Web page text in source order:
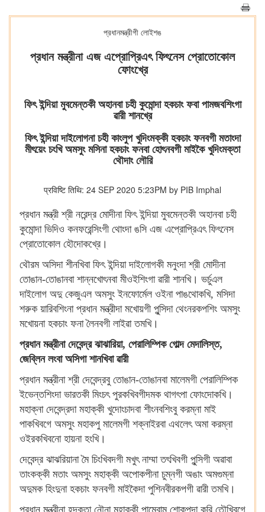
প্রধানমন্ত্রীগী লোইশঙ
প্রধান মন্ত্রীনা এজ এপ্রোপ্রিএৎ ফিৎনেস প্রোতোকোল
ফোংখ্রে
ফিৎ ইন্দিয়া মুবমেন্তকী অহানবা চহী কুমোন্দা হকচাং ফবা পামজবশিংগা
ৱারী শানখ্রে
ফিৎ ইন্দিয়া দাইলোগনা চহী কাংলুপ খুদিংমক্কী হকচাং ফনবগী মতাংদা
মীৎয়েং চংখি অমসুং মসিনা হকচাং ফনবা হোৎনবগী মাইকৈ খুদিংমক্তা
থৌদাং লৌরি
प्रविष्टि तिथि: 24 SEP 2020 5:23PM by PIB Imphal
প্রধান মন্ত্রী শ্রী নরেন্দ্র মোদীনা ফিৎ ইন্দিয়া মুবমেন্তকী অহানবা চহী
কুমোন্দা ভিদিও কনফরেন্সিংগী থোংদা ঙসি এজ এপ্রোপ্রিএৎ ফিৎনেস
প্রোতোকোল হৌদোকখ্রে।
থৌরম অসিদা শীনখিবা ফিৎ ইন্দিয়া দাইলোগকী মনুংদা শ্রী মোদীনা
তোঙান-তোঙানবা শান্নখোৎনবা মীওইশিংগা ৱারী শানখি। ভর্চুএল
দাইলোগ অদু কেজুএল অমসুং ইনফোর্মেল ওইনা পাঙথোকখি, মসিদা
শরুক য়ারিবশিংনা প্রধান মন্ত্রীদা মখোয়গী পুন্সিদা থেংনরকপশিং অমসুং
মখোয়না হকচাং ফনা লৈনবগী লাইৱা তমখি।
প্রধান মন্ত্রীনা দেবেন্দ্র ঝাঝারিয়া, পেরালিম্পিক গোল্দ মেদালিস্ত,
জেব্লিন লংবা অসিগা শানখিবা ৱারী
প্রধান মন্ত্রীনা শ্রী দেবেন্দ্রবু তোঙান-তোঙানবা মালেমগী পেরালিম্পিক
ইভেন্তশিংদা ভারতকী মিংচৎ পুরকখিবগীদমক থাগৎপা ফোংদোকখি।
মহাক্না দেবেন্দ্রদা মহাক্কী খুদোংচাদবা শীংনবশিংবু করম্না মাই
পাকখিবগে অমসুং মহাকপু মালেমগী শক্নাইরবা এথলেৎ অমা করম্না
ওইরকখিবনো হায়না হংখি।
দেবেন্দ্র ঝাঝরিয়ানা মৈ চিংখিবদগী মখুৎ নাম্মা তৎখিবগী পুন্সিগী অৱাবা
তাংকক্কী মতাং অমসুং মহাক্কী অপোকপীনা চুম্নগী অঙাং অমগুম্না
অদুমক হিংদুনা হকচাং ফনবগী মাইকৈদা পুশিনবীরকপগী ৱারী তমখি।
প্রধান মন্ত্রীনা হন্দক্তা নৌনা মহাক্কী পাম্বোম শোকপদা করি তৌখিবগে